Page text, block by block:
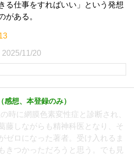
る仕事をすればいい」という発想
がある。
2025/11/20
感想、本登録のみ）
時に網膜色素変性症と診断され、
藤しながらも精神科医となり、そ
ゼロになった著者。受け入れるま
きつかっただろうと思う。でも見